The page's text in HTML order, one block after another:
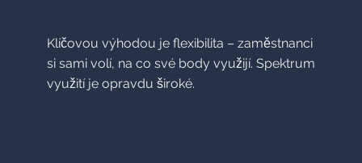
Klíčovou výhodou je flexibilita – zaměstnanci
si sami volí, na co své body využijí. Spektrum
využití je opravdu široké.